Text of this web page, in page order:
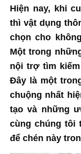
Hiện nay, khi
thì vật dụng
chọn cho
Một trong
nội trợ tìm
Đây là một
chuộng nhất
tạo và những
cùng chúng tôi
để chén này